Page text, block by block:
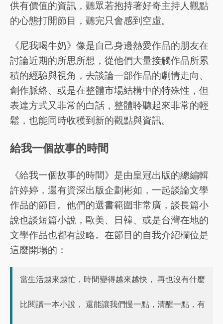
供有價值的資訊，聽眾若抱持著好奇主持人觀點
的心態打開節目，聽完只會感到空虛。
《尼我喝牛奶》像是自己身邊熱愛作品的朋友在
討論近期的所思所想，從他們大量接觸作品所累
積的經驗與視角，去談論一部作品的劇情走向、
創作脈絡、或是在整體市場結構中的特殊性，但
表達方式又非常的白話，整體聆聽起來非常的輕
鬆，也能同時收穫到新的觀點與資訊。
給我一個故事的時間
《給我一個故事的時間》是由皇冠出版的總編輯
許婷婷，還有資深出版企劃彬如，一起談論文學
作品的節目。他們的選書範圍非常廣，談長篇小
說也談短篇小說，歐美、日韓、或是台灣在地的
文學作品也都有設略。在節目的自我介紹欄位是
這麼開場的：
當生活越來越忙，時間變得越來越快， 再也沒有什麼
比閱讀一本小說， 還能讓我們慢一點，清醒一點，有